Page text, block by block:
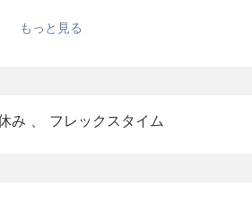
こと、 安心してデータを活用でき
ョン: ZENMU Virtual Drive (ZVD)
とで、 PC を安全で快適に利用で
その課題に真正面から向き合い、
なセキュリティ」の両立を実現し
29~1/3まで)
り(勤続5年ごとに特別休暇付与)
ト駆動、TDD の経験
す
もっと見る
み フレックスタイム